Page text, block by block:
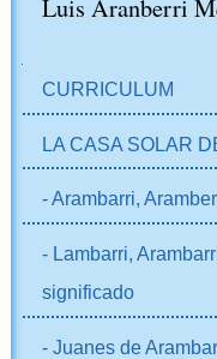
Luis Aranberri
CURRICULUM
LA CASA SOLAR
- Arambarri,
- Lambarri,
significado
- Juanes de